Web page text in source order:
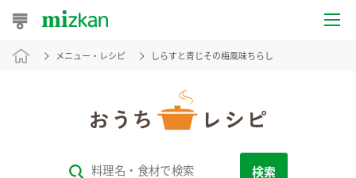
おうちレシピ
メニュー・レシピ しらすと青じその梅風味ちらし
検索